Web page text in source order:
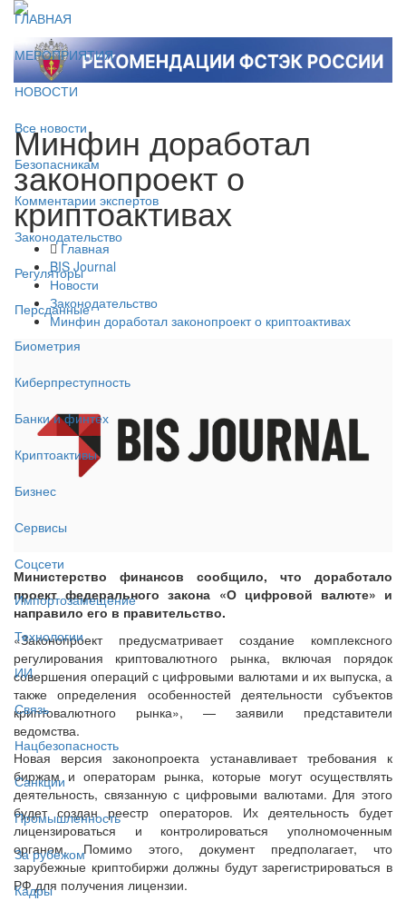
ГЛАВНАЯ
МЕРОПРИЯТИЯ
НОВОСТИ
Все новости
Безопасникам
Комментарии экспертов
Законодательство
Регуляторы
Персданные
Биометрия
Киберпреступность
Банки и финтех
Криптоактивы
Бизнес
Сервисы
Соцсети
Импортозамещение
Технологии
ИИ
Связь
Нацбезопасность
Санкции
Промышленность
За рубежом
Кадры
Минфин доработал
законопроект о
криптоактивах
Главная
BIS Journal
Новости
Законодательство
Минфин доработал законопроект о криптоактивах
Министерство финансов сообщило, что доработало
проект федерального закона «О цифровой валюте» и
направило его в правительство.
«Законопроект предусматривает создание комплексного
регулирования криптовалютного рынка, включая порядок
совершения операций с цифровыми валютами и их выпуска, а
также определения особенностей деятельности субъектов
криптовалютного рынка», — заявили представители
ведомства.
Новая версия законопроекта устанавливает требования к
биржам и операторам рынка, которые могут осуществлять
деятельность, связанную с цифровыми валютами. Для этого
будет создан реестр операторов. Их деятельность будет
лицензироваться и контролироваться уполномоченным
органом. Помимо этого, документ предполагает, что
зарубежные криптобиржи должны будут зарегистрироваться в
РФ для получения лицензии.